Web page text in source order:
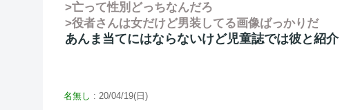
>亡って性別どっちなんだろ
>役者さんは女だけど男装してる画像ばっかりだ
あんま当てにはならないけど児童誌では彼と紹
名無し : 20/04/19(日)